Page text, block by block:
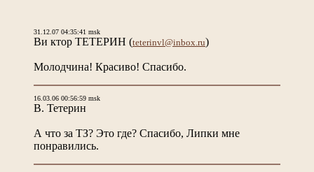
31.12.07 04:35:41 msk
Ви ктор ТЕТЕРИН (teterinvl@inbox.ru)
Молодчина! Красиво! Спасибо.
16.03.06 00:56:59 msk
В. Тетерин
А что за ТЗ? Это где? Спасибо, Липки мне
понравились.